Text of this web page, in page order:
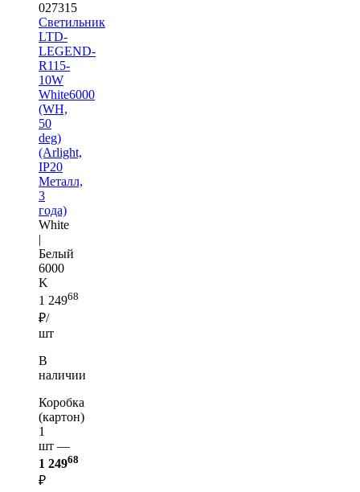
027315
Светильник
LTD-
LEGEND-
R115-
10W
White6000
(WH,
50
deg)
(Arlight,
IP20
Металл,
3
года)
White
|
Белый
6000
K
1 24968
₽/
шт
В
наличии
Коробка
(картон)
1
шт —
1 24968
₽